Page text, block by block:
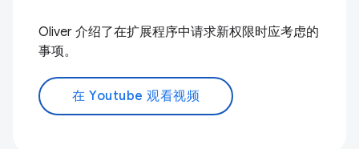
Oliver 介绍了在扩展程序中请求新权限时应考虑的
事项。
在 Youtube 观看视频